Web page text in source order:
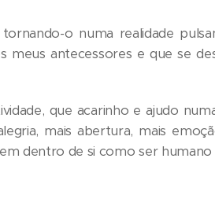
o numa realidade
antecessores e que se
que acarinho e ajudo
mais abertura, mais
dentro de si como ser